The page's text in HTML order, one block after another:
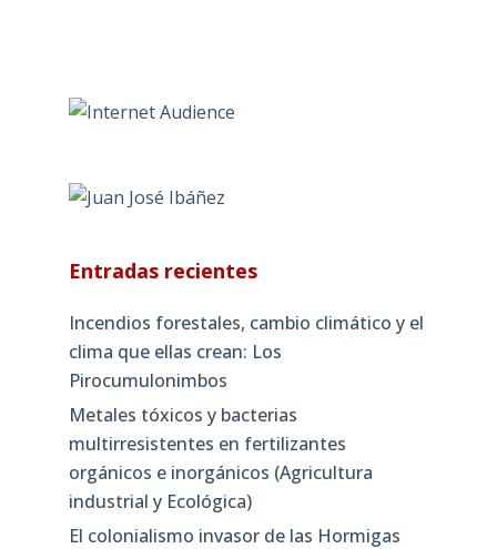
Entradas recientes
Incendios forestales, cambio climático y el
clima que ellas crean: Los
Pirocumulonimbos
Metales tóxicos y bacterias
multirresistentes en fertilizantes
orgánicos e inorgánicos (Agricultura
industrial y Ecológica)
El colonialismo invasor de las Hormigas